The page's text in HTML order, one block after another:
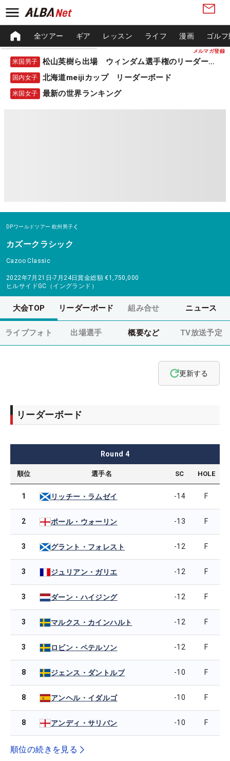
メルマガ登録
全ツアー ギア レッスン ライフ 漫画 ゴル
米国男子 松山英樹ら出場 ウィンダム選手権のリーダーボード
国内女子 北海道meijiカップ リーダーボード
米国女子 最新の世界ランキング
DPワールドツアー 欧州男子
カズークラシック
Cazoo Classic
2022年7月21日-7月24日賞金総額 €1,750,000
ヒルサイドGC（イングランド）
大会TOP リーダーボード 組み合せ ニュース
ライブフォト 出場選手 概要など TV放送予定
更新する
リーダーボード
Round 4
順位 選手名 SC HOLE
1 リッチー・ラムゼイ -14 F
2 ポール・ウォーリン -13 F
3 グラント・フォレスト -12 F
3 ジュリアン・ガリエ -12 F
3 ダーン・ハイジング -12 F
3 マルクス・カインハルト -12 F
3 ロビン・ペテルソン -12 F
8 ジェンス・ダントルプ -10 F
8 アンヘル・イダルゴ -10 F
8 アンディ・サリバン -10 F
順位の続きを見る